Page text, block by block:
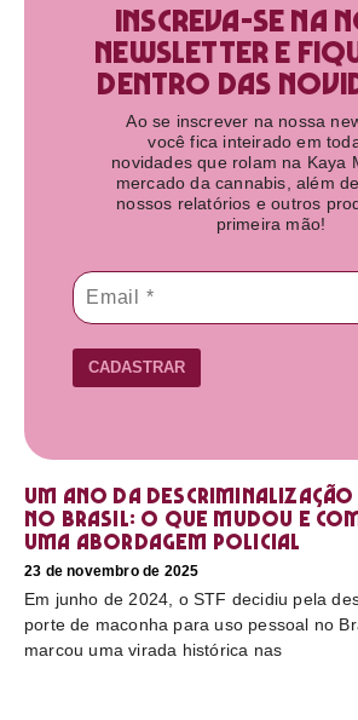
Inscreva-se na
newsletter e
dentro das
Ao se inscrever na nossa
você fica inteirado em
novidades que rolam na Kaya
mercado da cannabis, além
nossos relatórios e outros
primeira mão!
CADASTRAR
Um ano da descriminalização
no Brasil: o que mudou e
uma abordagem policial
23 de novembro de 2025
Em junho de 2024, o STF decidiu pela
porte de maconha para uso pessoal no
marcou uma virada histórica nas